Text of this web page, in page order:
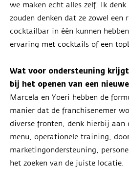
we maken echt alles zelf. Ik
zouden denken dat ze zowel een
cocktailbar in één kunnen
ervaring met cocktails of een
Wat voor ondersteuning
bij het openen van een
Marcela en Yoeri hebben de
manier dat de franchisenemer
diverse fronten, denk hierbij aan
menu, operationele training,
marketingondersteuning,
het zoeken van de juiste locatie.